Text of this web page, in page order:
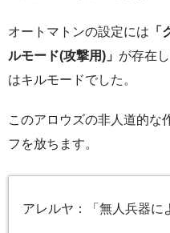
オートマトンの設定には 「
ルモード(攻撃用)」 が存在
はキルモードでした。
このアロウズの非人道的な
フを放ちます。
アレルヤ：「無人兵器に